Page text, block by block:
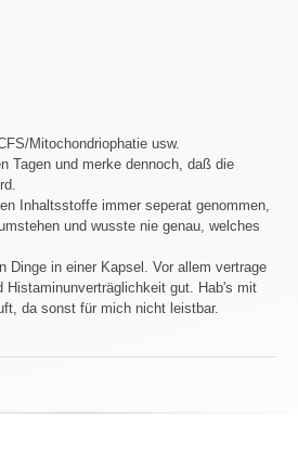
Mitochondriophatie usw.
Tagen und merke dennoch, daß die
Inhaltsstoffe immer seperat genommen,
und wusste nie genau, welches
Dinge in einer Kapsel. Vor allem vertrage
gut. Hab's mit
da sonst für mich nicht leistbar.